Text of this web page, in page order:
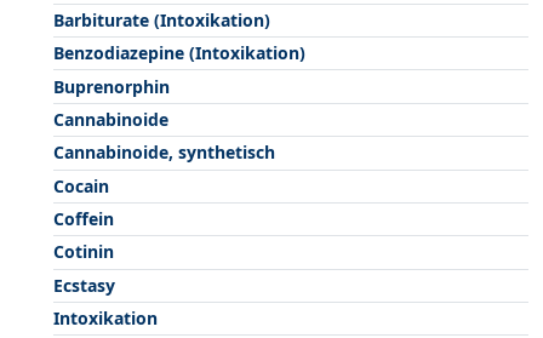
Barbiturate (Intoxikation)
Benzodiazepine (Intoxikation)
Buprenorphin
Cannabinoide
Cannabinoide, synthetisch
Cocain
Coffein
Cotinin
Ecstasy
Intoxikation